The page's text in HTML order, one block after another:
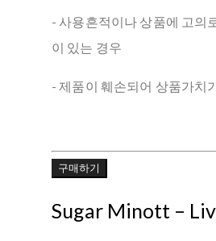
- 사용흔적이나 상품에 고의
이 있는 경우
- 제품이 훼손되어 상품가치
구매하기
Sugar Minott ‎–